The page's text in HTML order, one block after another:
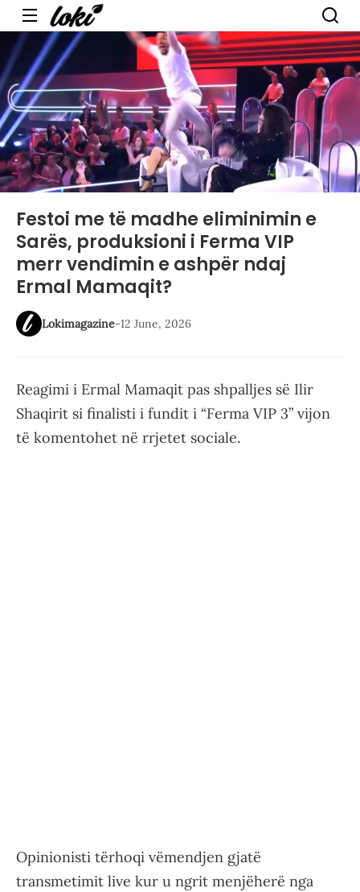
Menu
Festoi me të madhe eliminimin e
Sarës, produksioni i Ferma VIP
merr vendimin e ashpër ndaj
Ermal Mamaqit?
Lokimagazine-12 June, 2026
Reagimi i Ermal Mamaqit pas shpalljes së Ilir
Shaqirit si finalisti i fundit i “Ferma VIP 3” vijon
të komentohet në rrjetet sociale.
Opinionisti tërhoqi vëmendjen gjatë
transmetimit live kur u ngrit menjëherë nga